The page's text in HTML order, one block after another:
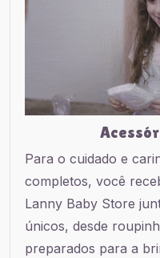
Para o cuidado e
completos, você
Lanny Baby Store
únicos, desde
preparados para a